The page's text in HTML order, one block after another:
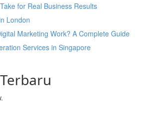
for Real Business Results
London
Marketing Work? A Complete Guide
Services in Singapore